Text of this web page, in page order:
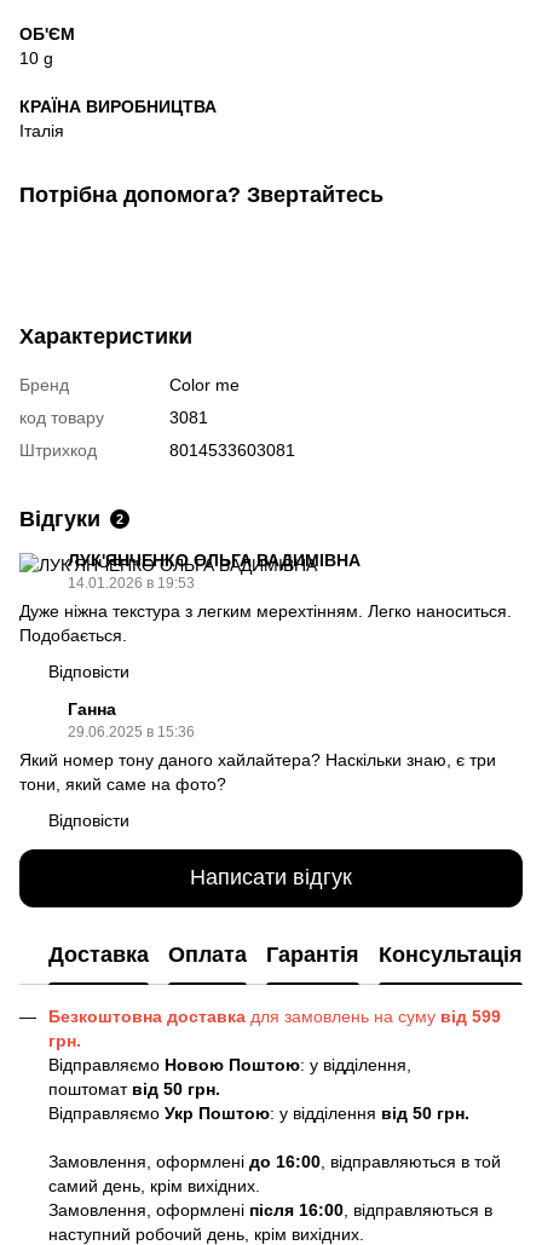
ОБ'ЄМ
10 g
КРАЇНА ВИРОБНИЦТВА
Італія
Потрібна допомога? Звертайтесь
Характеристики
Бренд
Color me
код товару
3081
Штрихкод
8014533603081
Відгуки 2
ЛУК'ЯНЧЕНКО ОЛЬГА ВАДИМІВНА
14.01.2026 в 19:53
Дуже ніжна текстура з легким мерехтінням. Легко наноситься.
Подобається.
Відповісти
Ганна
29.06.2025 в 15:36
Який номер тону даного хайлайтера? Наскільки знаю, є три
тони, який саме на фото?
Відповісти
Написати відгук
Доставка Оплата Гарантія Консультація
Безкоштовна доставка для замовлень на суму від 599
грн.
Відправляємо Новою Поштою: у відділення,
поштомат від 50 грн.
Відправляємо Укр Поштою: у відділення від 50 грн.
Замовлення, оформлені до 16:00 , відправляються в той
самий день, крім вихідних.
Замовлення, оформлені після 16:00 , відправляються в
наступний робочий день, крім вихідних.